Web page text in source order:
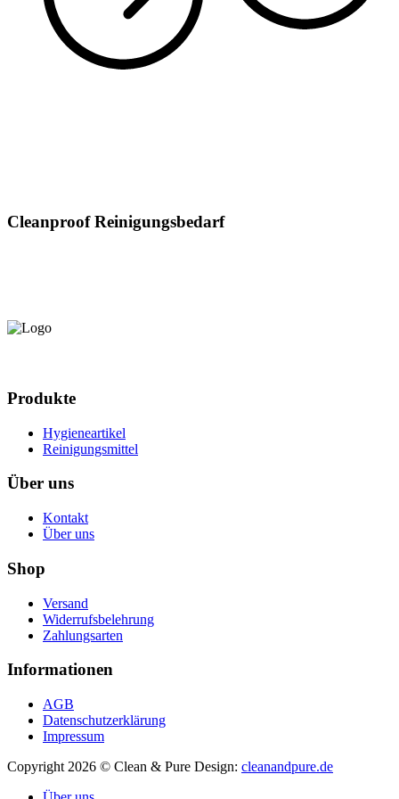
Cleanproof Reinigungsbedarf
Produkte
Hygieneartikel
Reinigungsmittel
Über uns
Kontakt
Über uns
Shop
Versand
Widerrufsbelehrung
Zahlungsarten
Informationen
AGB
Datenschutzerklärung
Impressum
Copyright 2026 © Clean & Pure Design: cleanandpure.de